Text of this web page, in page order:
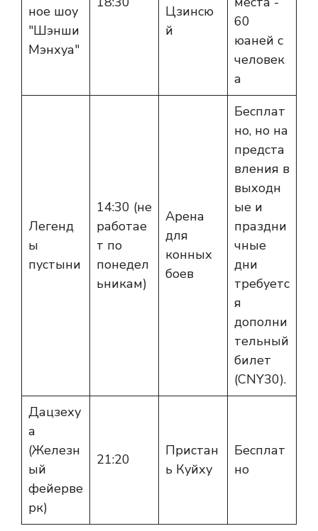
ное шоу
"Шэнши
Мэнхуа"
Цзинсю
й
60
юаней с
человек
а
Легенд
ы
пустыни
14:30 (не
работае
т по
понедел
ьникам)
Арена
для
конных
боев
Бесплат
но, но на
предста
вления в
выходн
ые и
праздни
чные
дни
требуетс
я
дополни
тельный
билет
(CNY30).
Дацзеху
а
(Железн
ый
фейерве
рк)
21:20
Пристан
ь Куйху
Бесплат
но